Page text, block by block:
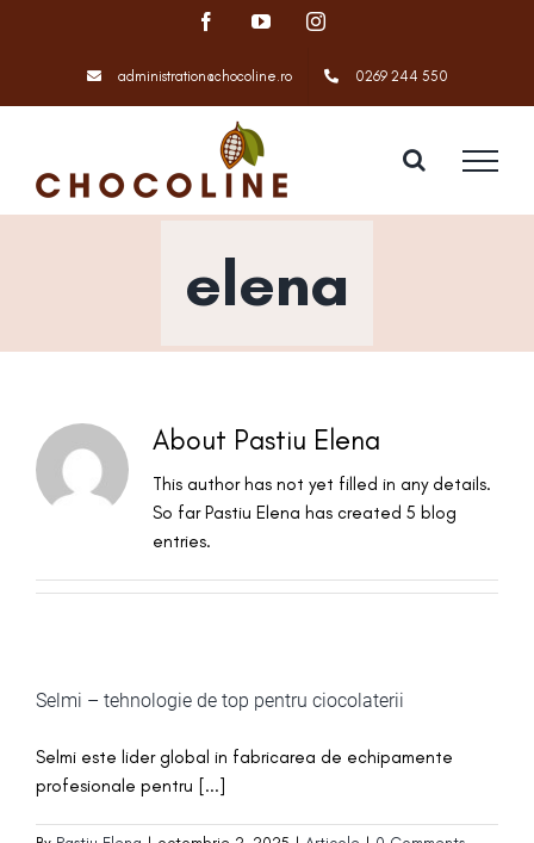
FacebookYouTubeInstagram
administration@chocoline.ro 0269 244 550
elena
About Pastiu Elena
This author has not yet filled in any details.
So far Pastiu Elena has created 5 blog
entries.
Selmi – tehnologie de top pentru ciocolaterii
Selmi este lider global in fabricarea de echipamente
profesionale pentru [...]